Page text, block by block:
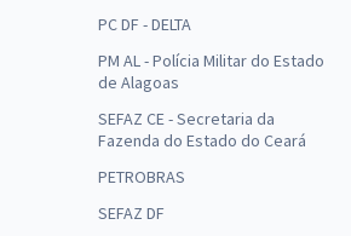
PC DF - DELTA
PM AL - Polícia Militar do Estado
de Alagoas
SEFAZ CE - Secretaria da
Fazenda do Estado do Ceará
PETROBRAS
SEFAZ DF